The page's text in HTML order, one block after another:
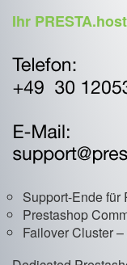
Ihr
Support-Ende für
Prestashop
Failover Cluster